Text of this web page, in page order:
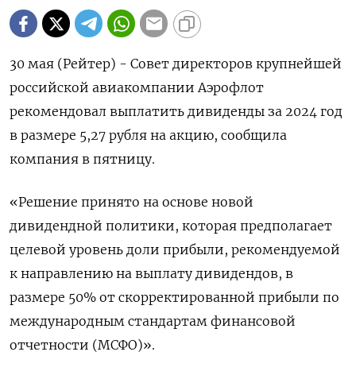
30 мая (Рейтер) - Совет директоров крупнейшей
российской авиакомпании Аэрофлот
рекомендовал выплатить дивиденды за 2024 год
в размере 5,27 рубля на акцию, сообщила
компания в пятницу.
«Решение принято на основе новой
дивидендной политики, которая предполагает
целевой уровень доли прибыли, рекомендуемой
к направлению на выплату дивидендов, в
размере 50% от скорректированной прибыли по
международным стандартам финансовой
отчетности (МСФО)».